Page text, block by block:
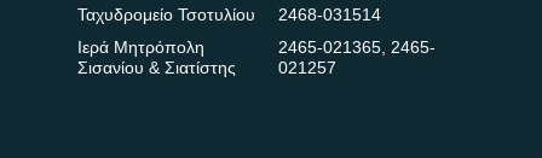
Ταχυδρομείο Τσοτυλίου
2468-031514
Ιερά Μητρόπολη
Σισανίου & Σιατίστης
2465-021365, 2465-
021257